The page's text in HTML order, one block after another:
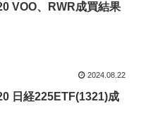
VOO、RWR成買結果
2024.08.22
日経225ETF(1321)成